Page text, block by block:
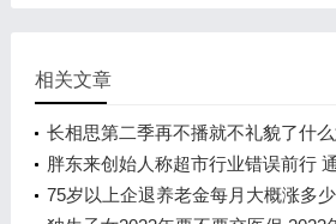
相关文章
长相思第二季再不播就不礼貌了什
季再不播就不礼貌了为什么
胖东来创始人称超市行业错误前行
明自己有多优秀
75岁以上企退养老金每月大概涨多